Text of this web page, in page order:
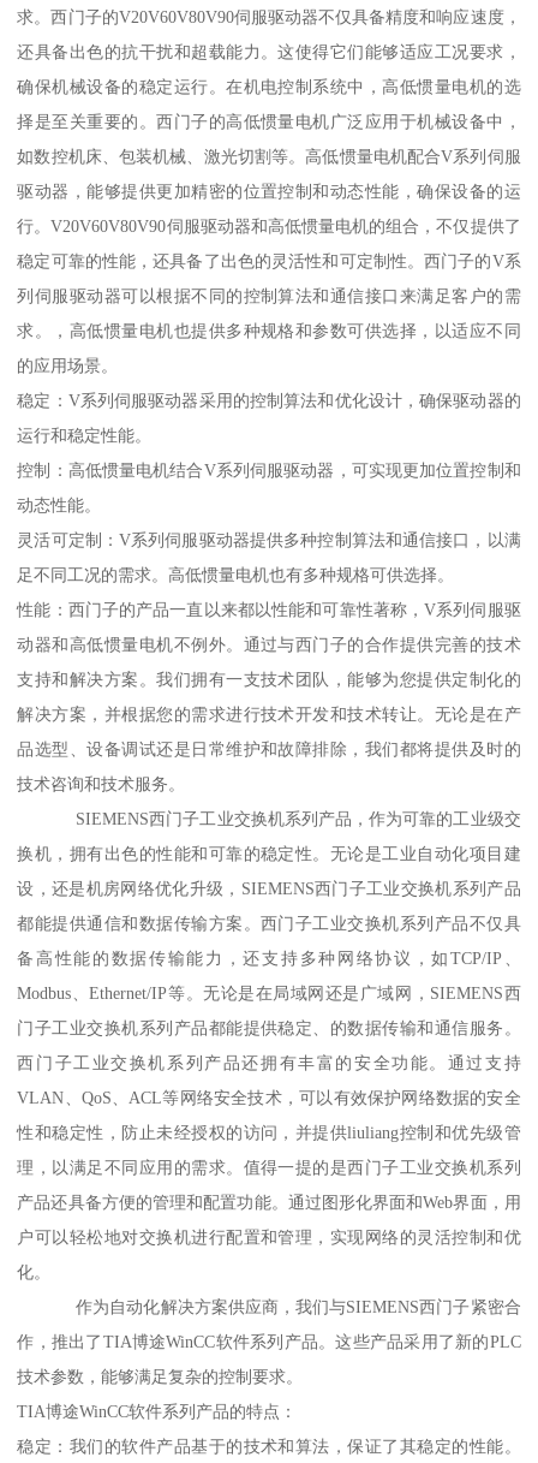
求。西门子的V20V60V80V90伺服驱动器不仅具备精度和响应速度，
还具备出色的抗干扰和超载能力。这使得它们能够适应工况要求，
确保机械设备的稳定运行。在机电控制系统中，高低惯量电机的选
择是至关重要的。西门子的高低惯量电机广泛应用于机械设备中，
如数控机床、包装机械、激光切割等。高低惯量电机配合V系列伺服
驱动器，能够提供更加精密的位置控制和动态性能，确保设备的运
行。V20V60V80V90伺服驱动器和高低惯量电机的组合，不仅提供了
稳定可靠的性能，还具备了出色的灵活性和可定制性。西门子的V系
列伺服驱动器可以根据不同的控制算法和通信接口来满足客户的需
求。，高低惯量电机也提供多种规格和参数可供选择，以适应不同
的应用场景。
稳定：V系列伺服驱动器采用的控制算法和优化设计，确保驱动器的
运行和稳定性能。
控制：高低惯量电机结合V系列伺服驱动器，可实现更加位置控制和
动态性能。
灵活可定制：V系列伺服驱动器提供多种控制算法和通信接口，以满
足不同工况的需求。高低惯量电机也有多种规格可供选择。
性能：西门子的产品一直以来都以性能和可靠性著称，V系列伺服驱
动器和高低惯量电机不例外。通过与西门子的合作提供完善的技术
支持和解决方案。我们拥有一支技术团队，能够为您提供定制化的
解决方案，并根据您的需求进行技术开发和技术转让。无论是在产
品选型、设备调试还是日常维护和故障排除，我们都将提供及时的
技术咨询和技术服务。
SIEMENS西门子工业交换机系列产品，作为可靠的工业级交
换机，拥有出色的性能和可靠的稳定性。无论是工业自动化项目建
设，还是机房网络优化升级，SIEMENS西门子工业交换机系列产品
都能提供通信和数据传输方案。西门子工业交换机系列产品不仅具
备高性能的数据传输能力，还支持多种网络协议，如TCP/IP、
Modbus、Ethernet/IP等。无论是在局域网还是广域网，SIEMENS西
门子工业交换机系列产品都能提供稳定、的数据传输和通信服务。
西门子工业交换机系列产品还拥有丰富的安全功能。通过支持
VLAN、QoS、ACL等网络安全技术，可以有效保护网络数据的安全
性和稳定性，防止未经授权的访问，并提供liuliang控制和优先级管
理，以满足不同应用的需求。值得一提的是西门子工业交换机系列
产品还具备方便的管理和配置功能。通过图形化界面和Web界面，用
户可以轻松地对交换机进行配置和管理，实现网络的灵活控制和优
化。
作为自动化解决方案供应商，我们与SIEMENS西门子紧密合
作，推出了TIA博途WinCC软件系列产品。这些产品采用了新的PLC
技术参数，能够满足复杂的控制要求。
TIA博途WinCC软件系列产品的特点：
稳定：我们的软件产品基于的技术和算法，保证了其稳定的性能。